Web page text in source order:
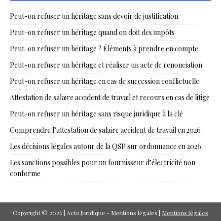
Peut-on refuser un héritage sans devoir de justification
Peut-on refuser un héritage quand on doit des impôts
Peut-on refuser un héritage ? Éléments à prendre en compte
Peut-on refuser un héritage et réaliser un acte de renonciation
Peut-on refuser un héritage en cas de succession conflictuelle
Attestation de salaire accident de travail et recours en cas de litige
Peut-on refuser un héritage sans risque juridique à la clé
Comprendre l’attestation de salaire accident de travail en 2026
Les décisions légales autour de la QSP sur ordonnance en 2026
Les sanctions possibles pour un fournisseur d’électricité non
conforme
Copyright © 2026 | Actu Juridique - Mentions légales | Mentions légales